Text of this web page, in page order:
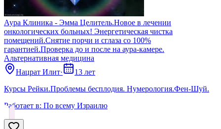
Аура Клиника - Эмма Целитель.Новое в лечении
онкологических больных! Энергетическая чистка
помещений.Снятие порчи и сглаза со 100%
гарантией.Проверка до и после на аура-камере.
Альтернативная медицина
Нацрат Илит·
13 лет
Курсы Рейки.Проблемы бесплодия. Нумерология.Фен-Шуй.
Работает в: По всему Израилю